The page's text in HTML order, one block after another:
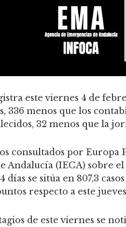
este viernes 4 de
336 menos que los
32 menos que la
consultados por Europa
Andalucía (IECA) sobre
días se sitúa en 807,3
respecto a este
de este viernes se